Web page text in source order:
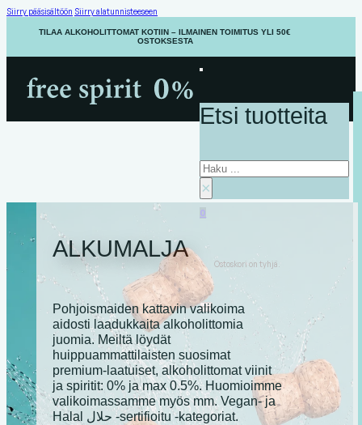
Siirry pääsisältöön Siirry alatunnisteeseen
TILAA ALKOHOLITTOMAT KOTIIN – ILMAINEN TOIMITUS YLI 50€
OSTOKSESTA
Etsi tuotteita
Haku
×
0
Ostoskori on tyhjä.
ALKUMALJA
Pohjoismaiden kattavin valikoima
aidosti laadukkaita alkoholittomia
juomia. Meiltä löydät
huippuammattilaisten suosimat
premium-laatuiset, alkoholittomat viinit
ja spiritit: 0% ja max 0.5%. Huomioimme
valikoimassamme myös mm. Vegan- ja
Halal حلال -sertifioitu -kategoriat.